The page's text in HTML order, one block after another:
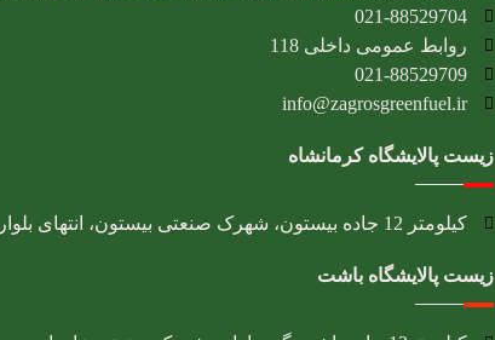
021-88529704
روابط عمومی داخلی 118
021-88529709
info@zagrosgreenfuel.ir​
زیست پالایشگاه کرمانشاه
کیلومتر 12 جاده بیستون، شهرک صنعتی بیستون، انتهای بلوار رازی، بلوار خوارزمی
زیست پالایشگاه باشت